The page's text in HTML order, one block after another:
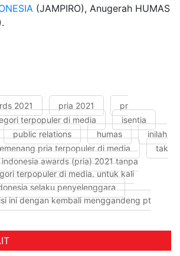
(JAMPIRO), Anugerah HUMAS
2021 pria 2021
pr
terpopuler di media
isentia
public relations humas
inilah
pria terpopuler di media
tak
awards (pria) 2021 tanpa
terpopuler di media. untuk kali
selaku penyelenggara
ini dengan kembali menggandeng pt